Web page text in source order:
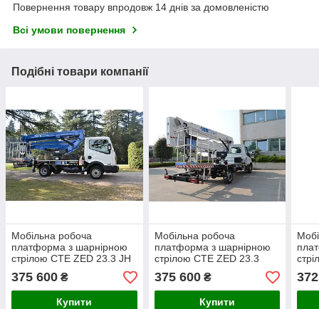
Повернення товару впродовж 14 днів за домовленістю
Всі умови повернення
Подібні товари компанії
Мобільна робоча
платформа з шарнірною
стрілою СТЕ ZED 23.3 JH
375 600 ₴
Купити
Мобільна робоча
платформа з шарнірною
стрілою СТЕ ZED 23.3
JHV
375 600₴
Купити